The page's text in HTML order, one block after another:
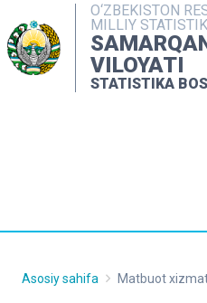
O‘ZBEKISTON
MILLIY
VILOYATI
STATISTIKA
Asosiy sahifa Matbuot